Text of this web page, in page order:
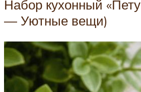
Набор кухонный
— Уютные вещи)